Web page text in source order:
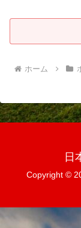
ホーム
日
Copyright ©